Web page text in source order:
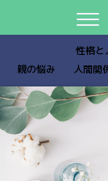
親の悩み
性格と
人間関